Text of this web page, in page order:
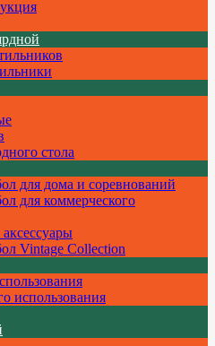
стола
для дома и соревнований
для коммерческого
Vintage Collection
использования